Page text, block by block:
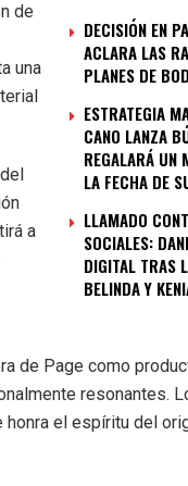
DECISIÓN EN
ACLARA LAS
PLANES DE
ESTRATEGIA
CANO LANZA
REGALARÁ UN
LA FECHA DE
LLAMADO
SOCIALES:
DIGITAL TRAS
BELINDA Y
de
una
a
de Page como
resonantes.
el espíritu del